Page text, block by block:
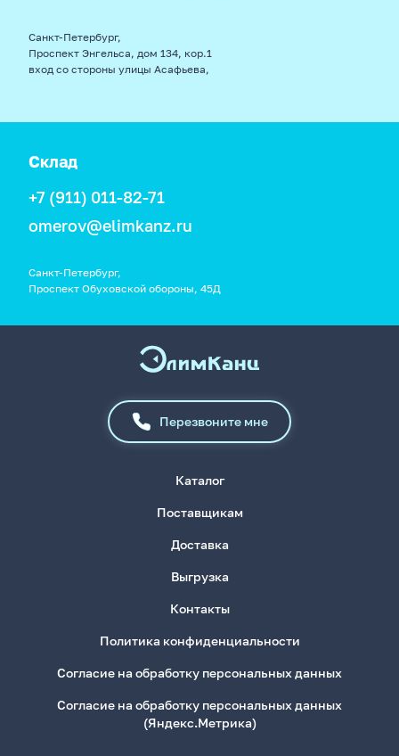
Санкт-Петербург,
Проспект Энгельса, дом 134, кор.1
вход со стороны улицы Асафьева,
Склад
+7 (911) 011-82-71
omerov@elimkanz.ru
Санкт-Петербург,
Проспект Обуховской обороны, 45Д
Перезвоните мне
Каталог
Поставщикам
Доставка
Выгрузка
Контакты
Политика конфиденциальности
Согласие на обработку персональных данных
Согласие на обработку персональных данных
(Яндекс.Метрика)